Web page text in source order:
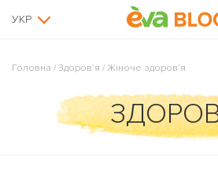
УКР
Головна / Здоров'я / Жіноче здоров'я